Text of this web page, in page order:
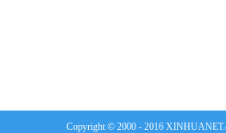
Copyright © 2000 - 2016